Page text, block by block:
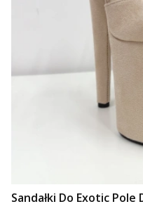
Sandałki Do Exotic